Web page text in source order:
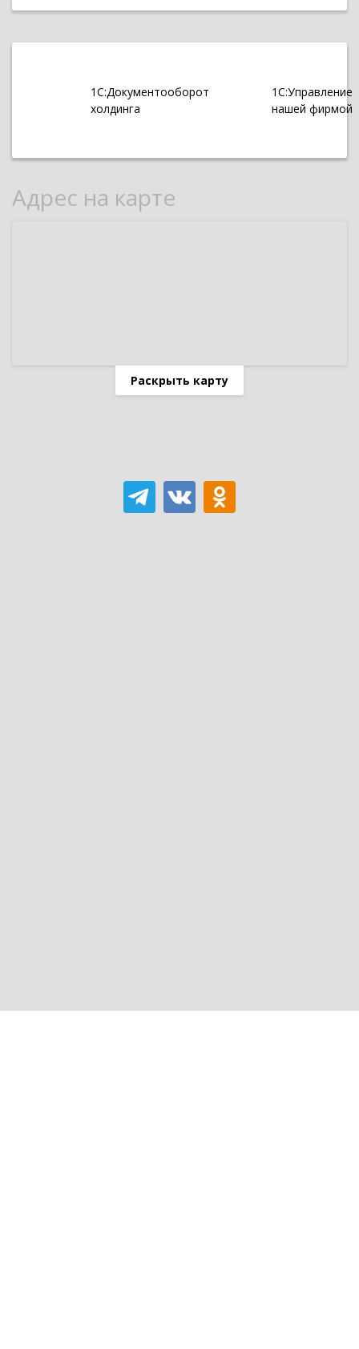
1С:Документооборот
холдинга
1С:Управление
нашей фирмой
Адрес на карте
Раскрыть карту